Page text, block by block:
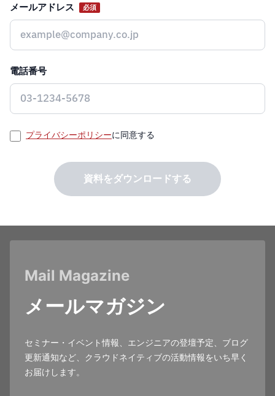
メールアドレス 必須
電話番号
プライバシーポリシーに同意する
資料をダウンロードする
Mail Magazine
メールマガジン
セミナー・イベント情報、エンジニアの登壇予定、ブログ
更新通知など、クラウドネイティブの活動情報をいち早く
お届けします。